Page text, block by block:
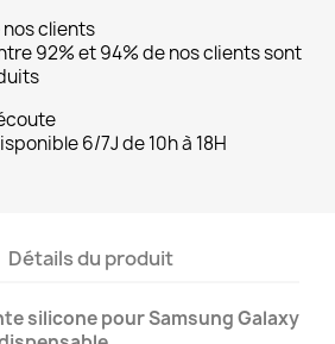
clients
92% et 94% de nos clients sont
6/7J de 10h à 18H
Détails du produit
silicone pour Samsung Galaxy